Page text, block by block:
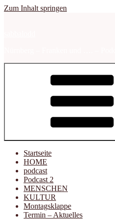
Zum Inhalt springen
Startseite
HOME
podcast
Podcast 2
MENSCHEN
KULTUR
Montagsklappe
Termin – Aktuelles